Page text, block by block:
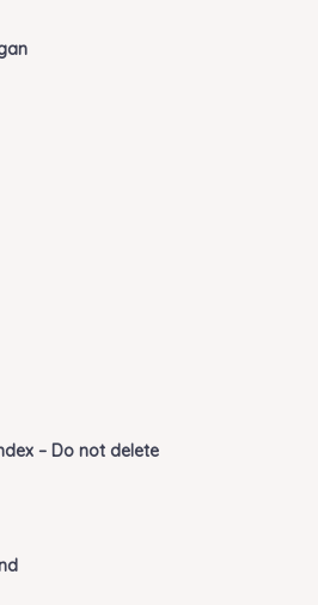
– Do not delete